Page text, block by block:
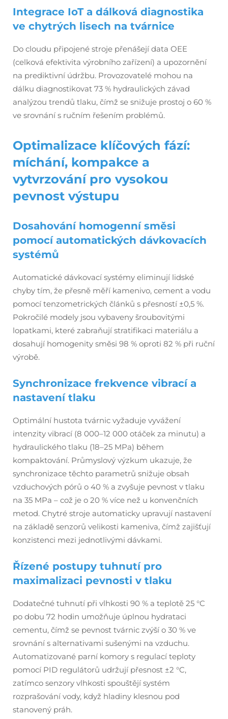
Integrace IoT a dálková diagnostika
ve chytrých lisech na tvárnice
Do cloudu připojené stroje přenášejí data OEE
(celková efektivita výrobního zařízení) a upozornění
na prediktivní údržbu. Provozovatelé mohou na
dálku diagnostikovat 73 % hydraulických závad
analýzou trendů tlaku, čímž se snižuje prostoj o 60 %
ve srovnání s ručním řešením problémů.
Optimalizace klíčových fází:
míchání, kompakce a
vytvrzování pro vysokou
pevnost výstupu
Dosahování homogenní směsi
pomocí automatických dávkovacích
systémů
Automatické dávkovací systémy eliminují lidské
chyby tím, že přesně měří kamenivo, cement a vodu
pomocí tenzometrických článků s přesností ±0,5 %.
Pokročilé modely jsou vybaveny šroubovitými
lopatkami, které zabraňují stratifikaci materiálu a
dosahují homogenity směsi 98 % oproti 82 % při ruční
výrobě.
Synchronizace frekvence vibrací a
nastavení tlaku
Optimální hustota tvárnic vyžaduje vyvážení
intenzity vibrací (8 000–12 000 otáček za minutu) a
hydraulického tlaku (18–25 MPa) během
kompaktování. Průmyslový výzkum ukazuje, že
synchronizace těchto parametrů snižuje obsah
vzduchových pórů o 40 % a zvyšuje pevnost v tlaku
na 35 MPa – což je o 20 % více než u konvenčních
metod. Chytré stroje automaticky upravují nastavení
na základě senzorů velikosti kameniva, čímž zajišťují
konzistenci mezi jednotlivými dávkami.
Řízené postupy tuhnutí pro
maximalizaci pevnosti v tlaku
Dodatečné tuhnutí při vlhkosti 90 % a teplotě 25 °C
po dobu 72 hodin umožňuje úplnou hydrataci
cementu, čímž se pevnost tvárnic zvýší o 30 % ve
srovnání s alternativami sušenými na vzduchu.
Automatizované parní komory s regulací teploty
pomocí PID regulátorů udržují přesnost ±2 °C,
zatímco senzory vlhkosti spouštějí systém
rozprašování vody, když hladiny klesnou pod
stanovený práh.